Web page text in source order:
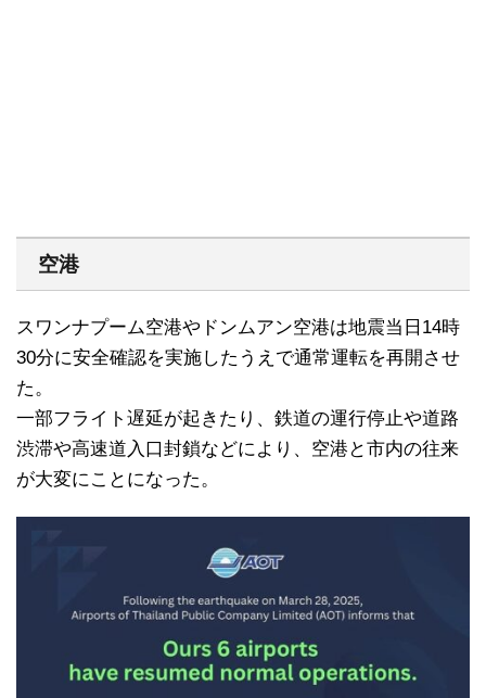
空港
スワンナプーム空港やドンムアン空港は地震当日14時
30分に安全確認を実施したうえで通常運転を再開させ
た。
一部フライト遅延が起きたり、鉄道の運行停止や道路
渋滞や高速道入口封鎖などにより、空港と市内の往来
が大変にことになった。